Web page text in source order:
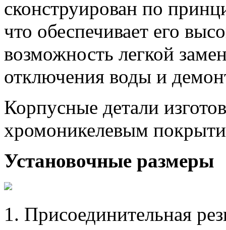
сконструирован по
что обеспечивает его
возможность легкой
отключения воды и
Корпусные детали
хромоникелевым
Установочные размеры
1. Присоединительная